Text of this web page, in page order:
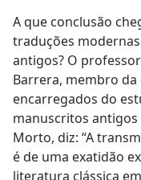
A que conclusão
traduções
antigos? O
Barrera, membro da
encarregados do
manuscritos
Morto, diz: “A
é de uma exatidão
literatura clássica